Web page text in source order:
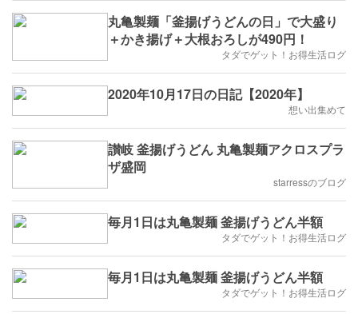
丸亀製麺「釜揚げうどんの日」で大盛り
＋かき揚げ＋大根おろしが490円！
タダでゲット！お得生活ログ
2020年10月17日の日記【2020年】
想い出集めて
讃岐 釜揚げうどん 丸亀製麺アクロスプラ
ザ盛岡
starressのブログ
毎月1日は丸亀製麺 釜揚げうどん半額
タダでゲット！お得生活ログ
毎月1日は丸亀製麺 釜揚げうどん半額
タダでゲット！お得生活ログ